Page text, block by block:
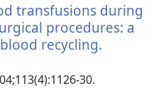
窗
口）
transfusions during
procedures: a
recycling.
30.